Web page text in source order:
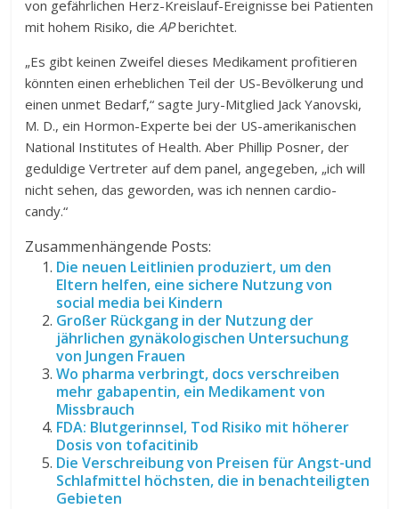
von gefährlichen Herz-Kreislauf-Ereignisse bei Patienten
mit hohem Risiko, dieAPberichtet.
„Es gibt keinen Zweifel dieses Medikament profitieren
könnten einen erheblichen Teil der US-Bevölkerung und
einen unmet Bedarf,“ sagte Jury-Mitglied Jack Yanovski,
M. D., ein Hormon-Experte bei der US-amerikanischen
National Institutes of Health. Aber Phillip Posner, der
geduldige Vertreter auf dem panel, angegeben, „ich will
nicht sehen, das geworden, was ich nennen cardio-
candy.“
Zusammenhängende Posts:
Die neuen Leitlinien produziert, um den
Eltern helfen, eine sichere Nutzung von
social media bei Kindern
Großer Rückgang in der Nutzung der
jährlichen gynäkologischen Untersuchung
von Jungen Frauen
Wo pharma verbringt, docs verschreiben
mehr gabapentin, ein Medikament von
Missbrauch
FDA: Blutgerinnsel, Tod Risiko mit höherer
Dosis von tofacitinib
Die Verschreibung von Preisen für Angst-und
Schlafmittel höchsten, die in benachteiligten
Gebieten